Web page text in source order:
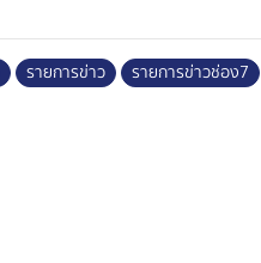
รายการข่าว รายการข่าวช่อง7